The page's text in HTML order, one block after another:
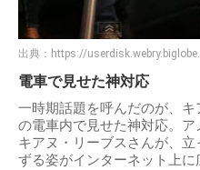
出典： https://
電車で見せた神対応
一時期話題を呼んだのが、
の電車内で見せた神対応。
キアヌ・リーブスさんが、
ずる姿がインターネット上に